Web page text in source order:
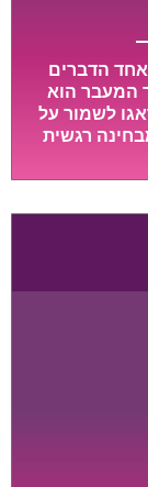
הדברים
המעבר הוא
לשמור על
רגשית
המעבר כמה